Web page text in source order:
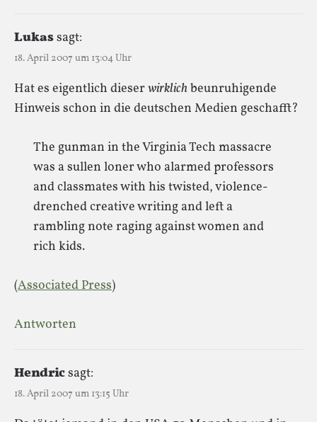
Lukassagt:
18. April 2007 um 13:04 Uhr
Hat es eigentlich dieser wirklichbeunruhigende
Hinweis schon in die deutschen Medien geschafft?
The gunman in the Virginia Tech massacre
was a sullen loner who alarmed professors
and classmates with his twisted, violence-
drenched creative writing and left a
rambling note raging against women and
rich kids.
(Associated Press)
Antworten
Hendricsagt:
18. April 2007 um 13:15 Uhr